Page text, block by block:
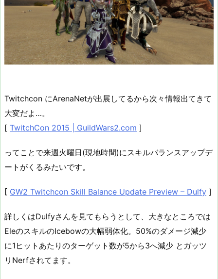
Twitchcon にArenaNetが出展してるから次々情報出てきて
大変だよ…。
[ TwitchCon 2015 | GuildWars2.com ]
ってことで来週火曜日(現地時間)にスキルバランスアップデ
ートがくるみたいです。
[ GW2 Twitchcon Skill Balance Update Preview – Dulfy ]
詳しくはDulfyさんを見てもらうとして、大きなところでは
EleのスキルのIcebowの大幅弱体化。50%のダメージ減少
に1ヒットあたりのターゲット数が5から3へ減少 とガッツ
リNerfされてます。